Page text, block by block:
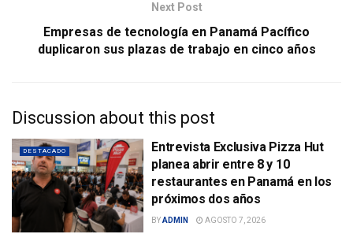
Next Post
Empresas de tecnología en Panamá Pacífico
duplicaron sus plazas de trabajo en cinco años
Discussion about this post
DESTACADO
Entrevista Exclusiva Pizza Hut
planea abrir entre 8 y 10
restaurantes en Panamá en los
próximos dos años
BYADMIN AGOSTO 7, 2026